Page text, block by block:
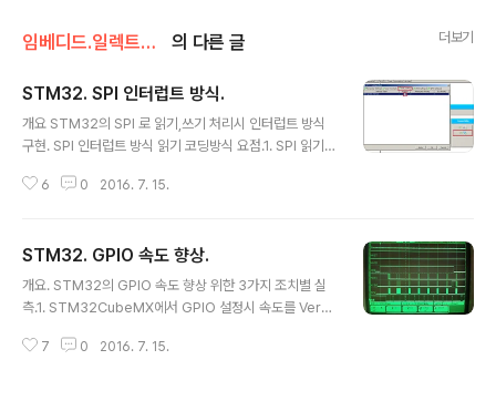
임베디드.일렉트로닉스/STM32 의 다른 글 더보기
STM32. SPI 인터럽트 방식.
개요 STM32의 SPI 로 읽기,쓰기 처리시 인터럽트 방식
구현. SPI 인터럽트 방식 읽기 코딩방식 요점.1. SPI 읽기
tReceive_IT 호출. 2. 상기1 의 명령에 의하여 SPI 읽기
핸들러 추가. 함수이름을 void HAL_SPI_TxRxCpltCall
back(SPI_HandleTypeDef *hspi) 로 하여 구현한다.
이 함수의 선언은 이미 stm32l4xx_hal_spi.h 에 되어있
m/244 ///722.
6 0 2016. 7. 15.
STM32. GPIO 속도 향상.
개요. STM32의 GPIO 속도 향상 위한 3가지 조치별 실
측.1. STM32CubeMX에서 GPIO 설정시 속도를 Very
이용.2. 상기1의 상태에서 GPIO출력을 레지스터 직접 접
7 0 2016. 7. 15.